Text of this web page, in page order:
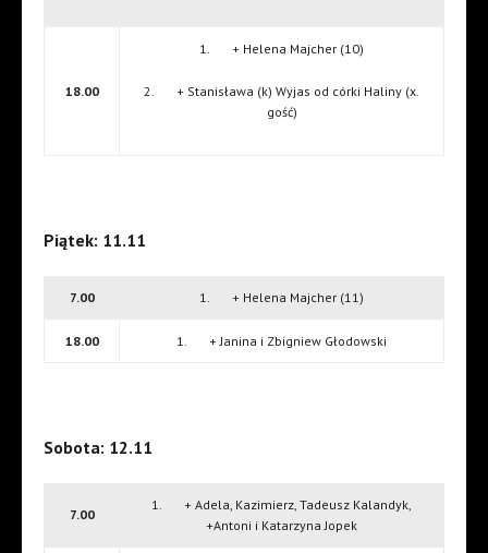
18.00
1. + Helena Majcher (10)
2. + Stanisława (k) Wyjas od córki Haliny (x.
gość)
Piątek: 11.11
7.00 1. + Helena Majcher (11)
18.00 1. + Janina i Zbigniew Głodowski
Sobota: 12.11
7.00
1. + Adela, Kazimierz, Tadeusz Kalandyk,
+Antoni i Katarzyna Jopek